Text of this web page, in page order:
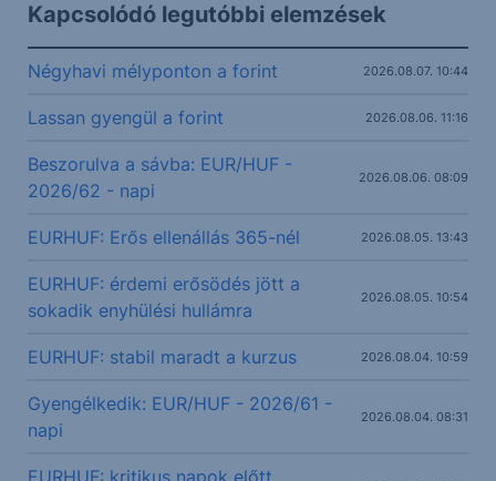
Kapcsolódó legutóbbi elemzések
Négyhavi mélyponton a forint 2026.08.07. 10:44
Lassan gyengül a forint 2026.08.06. 11:16
Beszorulva a sávba: EUR/HUF -
2026/62 - napi
2026.08.06. 08:09
EURHUF: Erős ellenállás 365-nél 2026.08.05. 13:43
EURHUF: érdemi erősödés jött a
sokadik enyhülési hullámra
2026.08.05. 10:54
EURHUF: stabil maradt a kurzus 2026.08.04. 10:59
Gyengélkedik: EUR/HUF - 2026/61 -
napi
2026.08.04. 08:31
EURHUF: kritikus napok előtt